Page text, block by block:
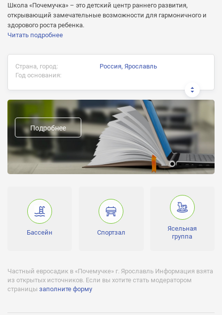
Школа «Почемучка» – это детский центр раннего развития,
открывающий замечательные возможности для гармоничного и
здорового роста ребенка.
Читать подробнее
Страна, город:
Россия, Ярославль
Год основания:
Предыдущие названия:
Наполняемость:
5 - 7 человек
Формы пребывания и обучения:
Дневная, 5-дневка
9:00 - 12:00
Подробнее
Бассейн Спортзал
Ясельная
группа
Частный евросадик в «Почемучке» г. Ярославль Информация взята
из открытых источников. Если вы хотите стать модератором
страницы заполните форму